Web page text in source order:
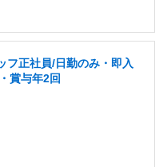
フ正社員/日勤のみ・即入
賞与年2回